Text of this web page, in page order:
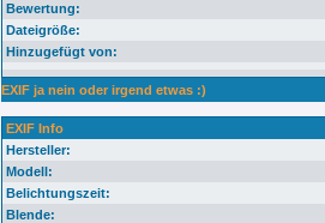
Bewertung:
Dateigröße:
Hinzugefügt von:
EXIF ja nein oder irgend etwas :)
EXIF Info
Hersteller:
Modell:
Belichtungszeit:
Blende: